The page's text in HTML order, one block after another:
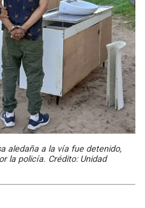
aledaña a la vía fue detenido,
la policía. Crédito: Unidad